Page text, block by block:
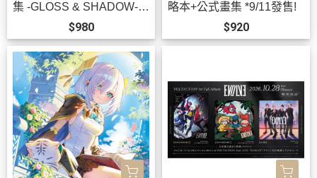
集 -GLOSS & SHADOW-
畫冊 作品集 *9/28發售!
$980
略本+公式畫集 *9/11發售!
$920